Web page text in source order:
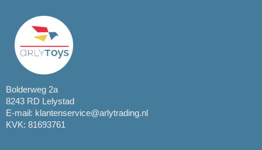
Bolderweg 2a
8243 RD Lelystad
E-mail: klantenservice@arlytrading.nl
KVK: 81693761